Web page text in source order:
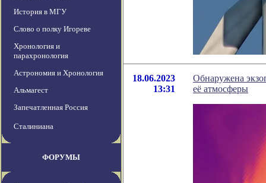
История в МГУ
Слово о полку Игореве
Хронология и
парахронология
Астрономия и Хронология
Альмагест
Запечатленная Россия
Сталиниана
ФОРУМЫ
18.06.2023
13:31
Обнаружена
её атмосферы